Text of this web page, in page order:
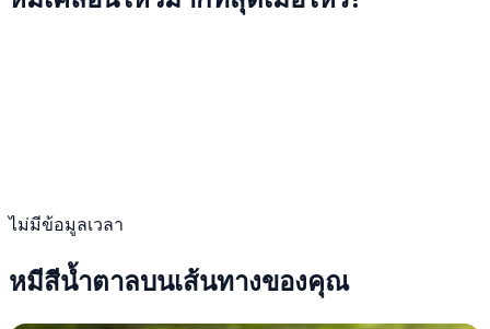
ไม่มีข้อมูลเวลา
หมีสีน้ำตาลบนเส้นทางของคุณ